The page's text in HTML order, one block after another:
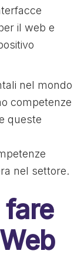
il web e
nel mondo
competenze
queste
nel settore.